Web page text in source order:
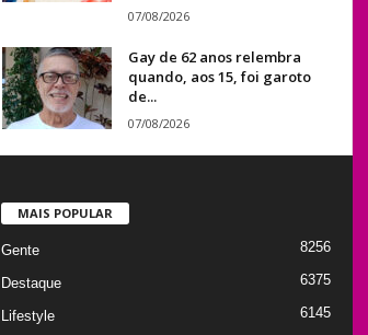
07/08/2026
Gay de 62 anos relembra
quando, aos 15, foi garoto
de...
07/08/2026
MAIS POPULAR
Gente 8256
Destaque 6375
Lifestyle 6145